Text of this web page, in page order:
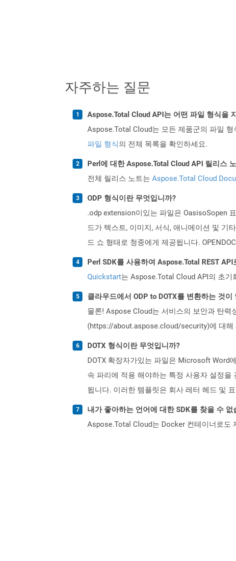
자주하는 질문
Aspose.Total Cloud API는 어떤 파일 형식을
Aspose.Total Cloud는 모든 제품군의 파일 형
파일 형식의 전체 목록을 확인하세요.
Perl에 대한 Aspose.Total Cloud API 릴리스
전체 릴리스 노트는 Aspose.Total Cloud
ODP 형식이란 무엇입니까?
.odp extension이있는 파일은 OasisoSopen
드가 텍스트, 이미지, 서식, 애니메이션 및 기
드 쇼 형태로 청중에게 제공됩니다.
Perl SDK를 사용하여 Aspose.Total REST
Quickstart는 Aspose.Total Cloud API의 초
클라우드에서 ODP to DOTX를 변환하는 것이
물론! Aspose Cloud는 서비스의 보안과 탄력
(https://about.aspose.cloud/security)에 대해
DOTX 형식이란 무엇입니까?
DOTX 확장자가있는 파일은 Microsoft Word
속 파리에 적용 해야하는 특정 사용자 설정
됩니다. 이러한 템플릿은 회사 레터 헤드 및
내가 좋아하는 언어에 대한 SDK를 찾을 수
Aspose.Total Cloud는 Docker 컨테이너로도